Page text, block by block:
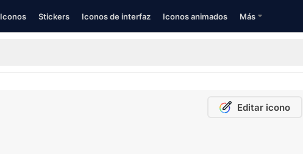
Iconos Stickers Iconos de interfaz Iconos animados Más
Editar icono